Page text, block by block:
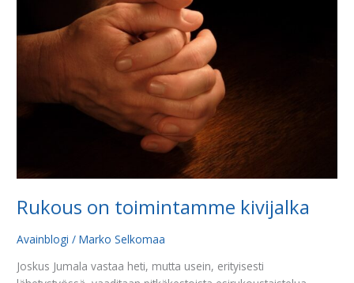
Rukous on toimintamme kivijalka
Avainblogi /Marko Selkomaa
Joskus Jumala vastaa heti, mutta usein, erityisesti